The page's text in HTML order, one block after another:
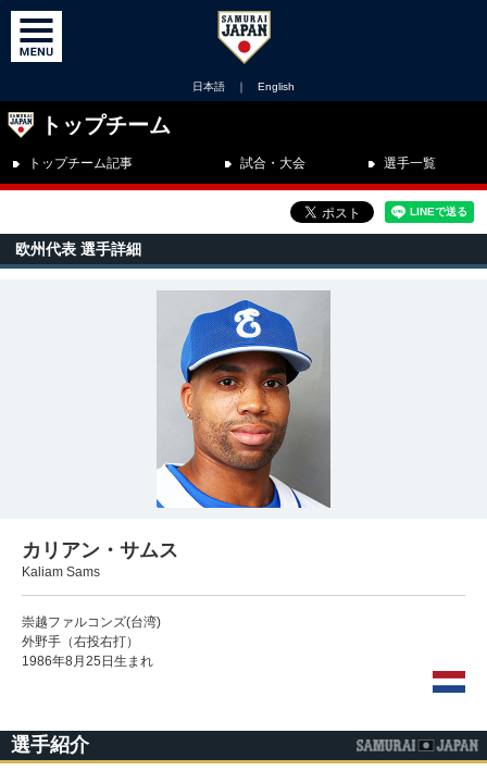
日本語 ｜ English
トップチーム
トップチーム記事 試合・大会 選手一覧
欧州代表 選手詳細
カリアン・サムス
Kaliam Sams
崇越ファルコンズ(台湾)
外野手（右投右打）
1986年8月25日生まれ
選手紹介